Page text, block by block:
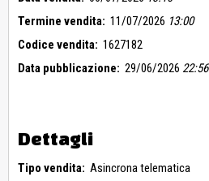
Termine vendita: 11/07/2026 13:00
Codice vendita: 1627182
Data pubblicazione: 29/06/2026 22:56
Dettagli
Tipo vendita: Asincrona telematica